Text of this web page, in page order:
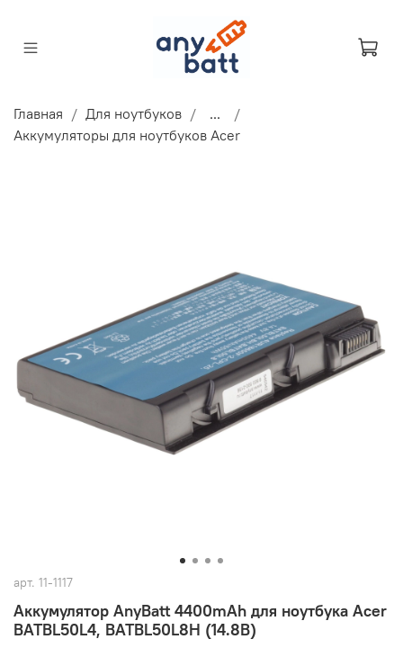
Главная Для ноутбуков
...
Аккумуляторы для ноутбуков Acer
арт. 11-1117
Аккумулятор AnyBatt 4400mAh для ноутбука Acer
BATBL50L4, BATBL50L8H (14.8В)